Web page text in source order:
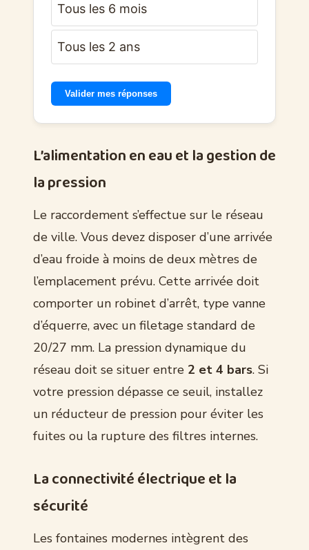
Tous les 6 mois
Tous les 2 ans
Valider mes réponses
L’alimentation en eau et la gestion de
la pression
Le raccordement s’effectue sur le réseau
de ville. Vous devez disposer d’une arrivée
d’eau froide à moins de deux mètres de
l’emplacement prévu. Cette arrivée doit
comporter un robinet d’arrêt, type vanne
d’équerre, avec un filetage standard de
20/27 mm. La pression dynamique du
réseau doit se situer entre 2 et 4 bars. Si
votre pression dépasse ce seuil, installez
un réducteur de pression pour éviter les
fuites ou la rupture des filtres internes.
La connectivité électrique et la
sécurité
Les fontaines modernes intègrent des